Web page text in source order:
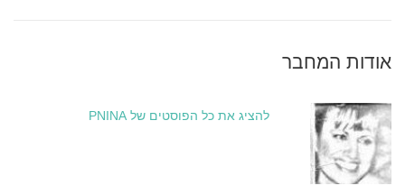
אודות המחבר
להציג את כל הפוסטים של PNINA